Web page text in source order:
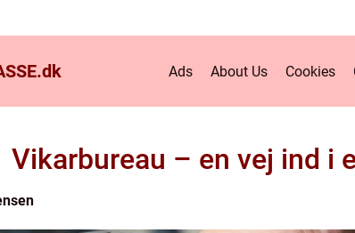
dk Ads About Us Cookies
Vikarbureau – en vej ind i